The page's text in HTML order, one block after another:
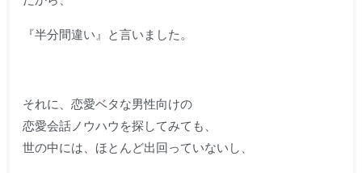
『半分間違い』と言いました。
それに、恋愛ベタな男性向けの
恋愛会話ノウハウを探してみても、
世の中には、ほとんど出回っていないし、